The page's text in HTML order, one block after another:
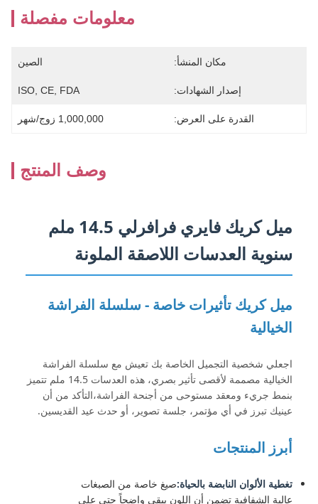
معلومات مفصلة
مكان المنشأ: الصين
إصدار الشهادات: ISO, CE, FDA
القدرة على العرض: 1,000,000 زوج/شهر
وصف المنتج
ميل كريك فايري فرافرلي 14.5 ملم
سنوية العدسات اللاصقة الملونة
ميل كريك تأثيرات خاصة - سلسلة الفراشة
الخيالية
اجعلي شخصية التجميل الخاصة بك تعيش مع سلسلة الفراشة
الخيالية مصممة لأقصى تأثير بصري، هذه العدسات 14.5 ملم تتميز
بنمط جريء ومعقد مستوحى من أجنحة الفراشة،التأكد من أن
عينيك تبرز في أي مؤتمر، جلسة تصوير، أو حدث عيد القديسين.
أبرز المنتجات
تغطية الألوان النابضة بالحياة:صيغ خاصة من الصبغات
عالية الشفافية تضمن أن اللون يبقى واضحاً حتى على